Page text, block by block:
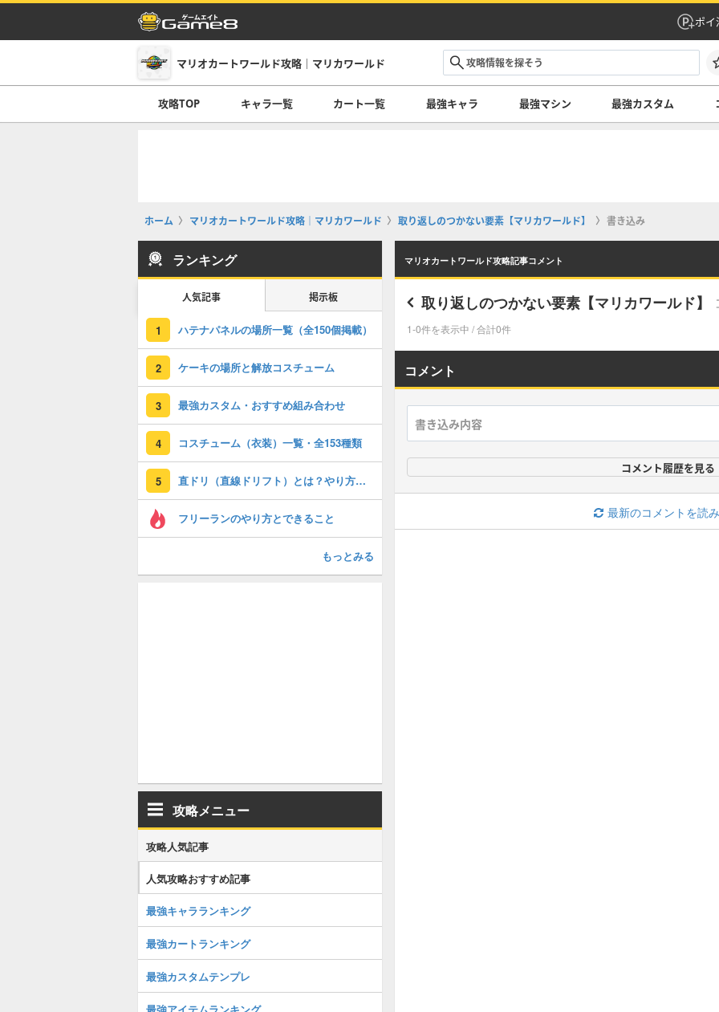
ポイ
マリオカートワールド攻略｜マリカワールド
攻略TOP キャラ一覧 カート一覧 最強キャラ 最強マシン 最強カスタム
ホーム マリオカートワールド攻略｜マリカワールド 取り返しのつかない要素【マリカワールド】 書き込み
マリオカートワールド攻略記事コメント
取り返しのつかない要素【マリカワールド】
1-0件を表示中 / 合計0件
コメント
コメント履歴を見る
最新のコメントを読
ランキング
人気記事 掲示板
1 ハテナパネルの場所一覧（全150個掲載）
2 ケーキの場所と解放コスチューム
3 最強カスタム・おすすめ組み合わせ
4 コスチューム（衣装）一覧・全153種類
5 直ドリ（直線ドリフト）とは？やり方とコツを紹介
フリーランのやり方とできること
もっとみる
攻略メニュー
攻略人気記事
人気攻略おすすめ記事
最強キャラランキング
最強カートランキング
最強カスタムテンプレ